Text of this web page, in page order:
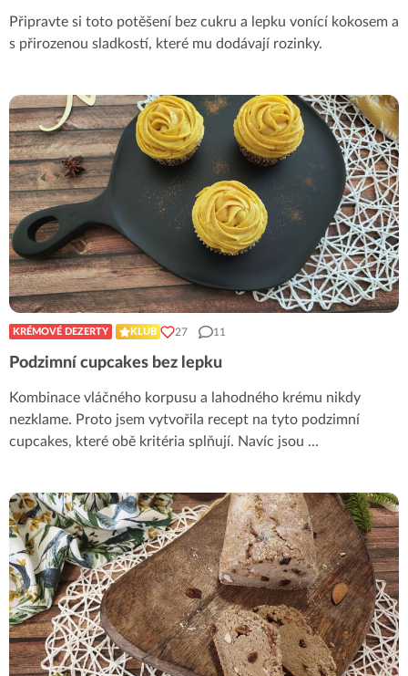
Připravte si toto potěšení bez cukru a lepku vonící kokosem a
s přirozenou sladkostí, které mu dodávají rozinky.
KRÉMOVÉ DEZERTY KLUB 27 11
Podzimní cupcakes bez lepku
Kombinace vláčného korpusu a lahodného krému nikdy
nezklame. Proto jsem vytvořila recept na tyto podzimní
cupcakes, které obě kritéria splňují. Navíc jsou ...